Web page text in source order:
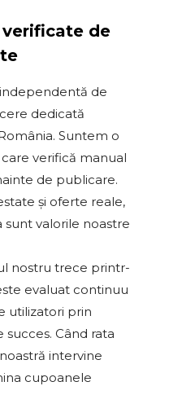
de
de
dedicată
Suntem o
verifică manual
de publicare.
și oferte reale,
sunt valorile noastre
nostru trece printr-
evaluat continuu
utilizatori prin
succes. Când rata
intervine
cupoanele